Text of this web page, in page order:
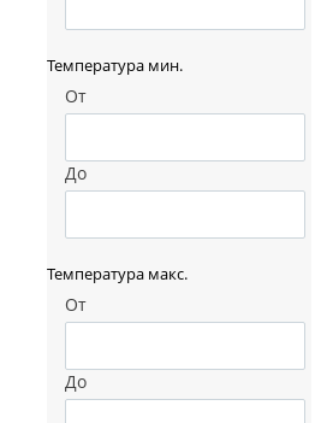
Температура мин.
От
До
Температура макс.
От
До